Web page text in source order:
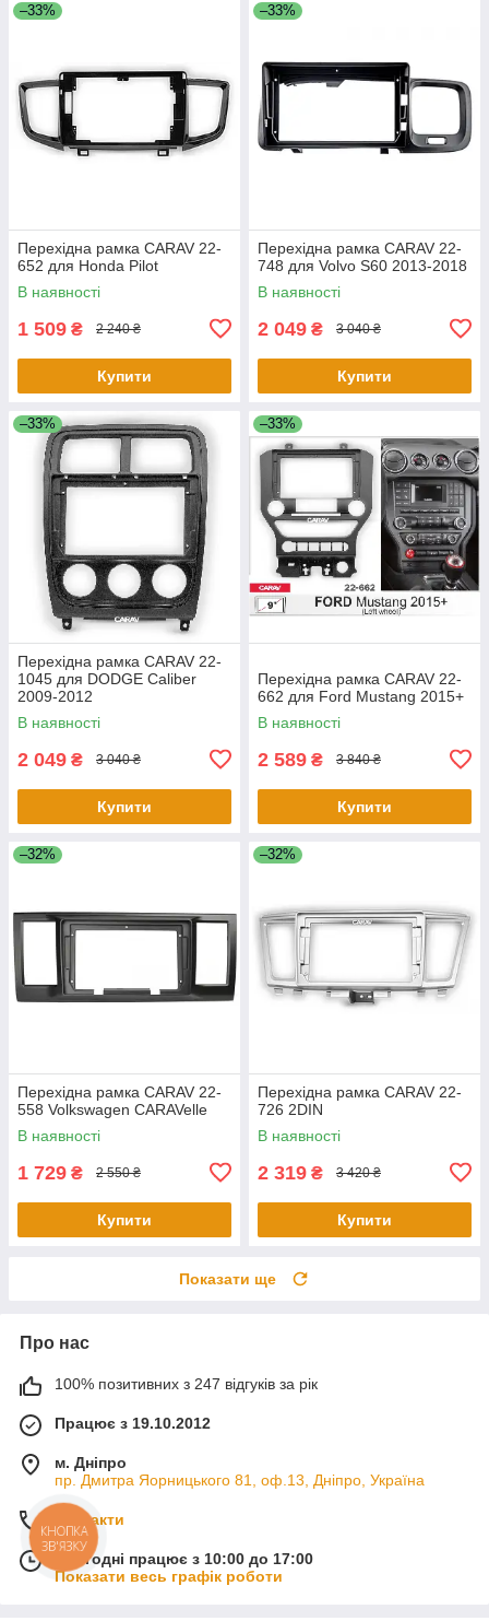
–33%
Перехідна рамка CARAV 22-
652 для Honda Pilot
В наявності
1 509 ₴ 2 240 ₴
Купити
–33%
Перехідна рамка CARAV 22-
748 для Volvo S60 2013-2018
В наявності
2 049 ₴ 3 040 ₴
Купити
–33%
Перехідна рамка CARAV 22-
1045 для DODGE Caliber
2009-2012
В наявності
2 049 ₴ 3 040 ₴
Купити
–33%
Перехідна рамка CARAV 22-
662 для Ford Mustang 2015+
В наявності
2 589 ₴ 3 840 ₴
Купити
–32%
Перехідна рамка CARAV 22-
558 Volkswagen CARAVelle
В наявності
1 729 ₴ 2 550 ₴
Купити
–32%
Перехідна рамка CARAV 22-
726 2DIN
В наявності
2 319 ₴ 3 420 ₴
Купити
Показати ще
Про нас
100% позитивних з 247 відгуків за рік
Працює з 19.10.2012
м. Дніпро
пр. Дмитра Яорницького 81, оф.13, Дніпро, Україна
Контакти
Сьогодні працює з 10:00 до 17:00
Показати весь графік роботи
КНОПКА
ЗВ'ЯЗКУ